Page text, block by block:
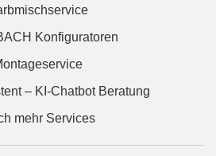
Konfiguratoren
– KI-Chatbot Beratung
mehr Services